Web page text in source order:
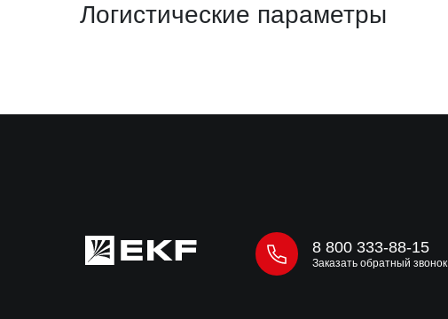
Логистические параметры
8 800 333-88-15
Заказать обратный звонок